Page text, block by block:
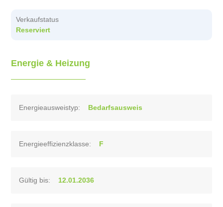
Verkaufstatus
Reserviert
Energie & Heizung
Energieausweistyp: Bedarfsausweis
Energieeffizienzklasse: F
Gültig bis: 12.01.2036